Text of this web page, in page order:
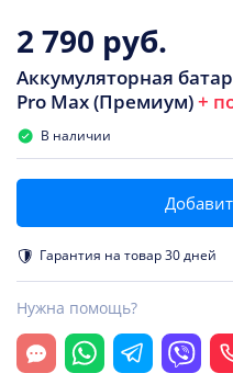
2 790 руб.
Аккумуляторная
Pro Max (Премиум)+
В наличии
Гарантия на товар 30 дней
Нужна помощь?
Открыть чат
WhatsappTelegramViber